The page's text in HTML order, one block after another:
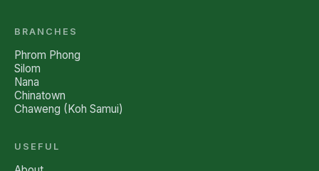
BRANCHES
Phrom Phong
Silom
Nana
Chinatown
Chaweng (Koh Samui)
USEFUL